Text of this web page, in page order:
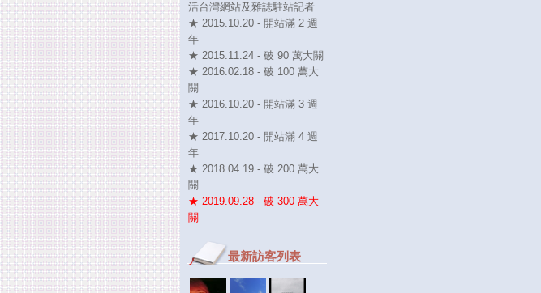
活台灣網站及雜誌駐站記者
★ 2015.10.20 - 開站滿 2 週
年
★ 2015.11.24 - 破 90 萬大關
★ 2016.02.18 - 破 100 萬大
關
★ 2016.10.20 - 開站滿 3 週
年
★ 2017.10.20 - 開站滿 4 週
年
★ 2018.04.19 - 破 200 萬大
關
★ 2019.09.28 - 破 300 萬大
關
最新訪客列表